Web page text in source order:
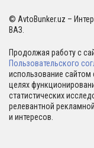
© AvtoBunker.uz –
ВАЗ.
Продолжая работу с
Пользовательского
использование
целях
статистических
релевантной
и интересов.